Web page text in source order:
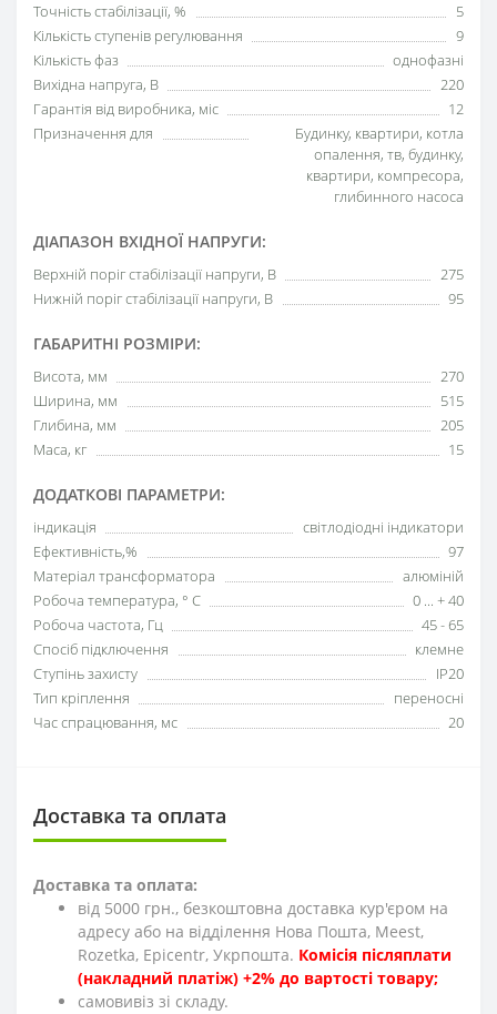
Точність стабілізації, %
5
Кількість ступенів регулювання
9
Кількість фаз
однофазні
Вихідна напруга, В
220
Гарантія від виробника, міс
12
Призначення для
Будинку, квартири, котла
опалення, тв, будинку,
квартири, компресора,
глибинного насоса
ДІАПАЗОН ВХІДНОЇ НАПРУГИ:
Верхній поріг стабілізації напруги, В
275
Нижній поріг стабілізації напруги, В
95
ГАБАРИТНІ РОЗМІРИ:
Висота, мм
270
Ширина, мм
515
Глибина, мм
205
Маса, кг
15
ДОДАТКОВІ ПАРАМЕТРИ:
індикація
світлодіодні індикатори
Ефективність,%
97
Матеріал трансформатора
алюміній
Робоча температура, ° С
0 ... + 40
Робоча частота, Гц
45 - 65
Спосіб підключення
клемне
Ступінь захисту
IP20
Тип кріплення
переносні
Час спрацювання, мс
20
Доставка та оплата
Доставка та оплата:
від 5000 грн., безкоштовна доставка кур'єром на
адресу або на відділення Нова Пошта, Meest,
Rozetka, Epicentr, Укрпошта. Комісія післяплати
(накладний платіж) +2% до вартості товару;
cамовивіз зі складу.